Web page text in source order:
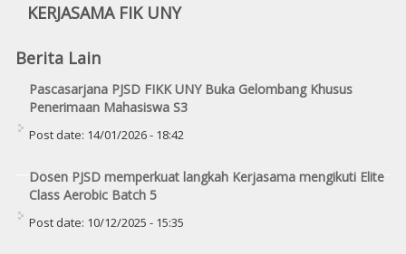
KERJASAMA FIK UNY
Berita Lain
Pascasarjana PJSD FIKK UNY Buka Gelombang Khusus
Penerimaan Mahasiswa S3
Post date: 14/01/2026 - 18:42
Dosen PJSD memperkuat langkah Kerjasama mengikuti Elite
Class Aerobic Batch 5
Post date: 10/12/2025 - 15:35